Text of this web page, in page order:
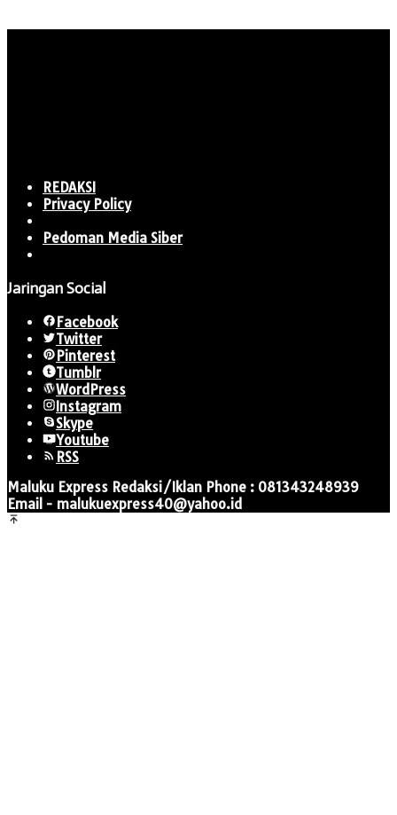
REDAKSI
Privacy Policy
Pedoman Media Siber
Jaringan Social
Facebook
Twitter
Pinterest
Tumblr
WordPress
Instagram
Skype
Youtube
RSS
Maluku Express Redaksi/Iklan Phone : 081343248939
Email - malukuexpress40@yahoo.id